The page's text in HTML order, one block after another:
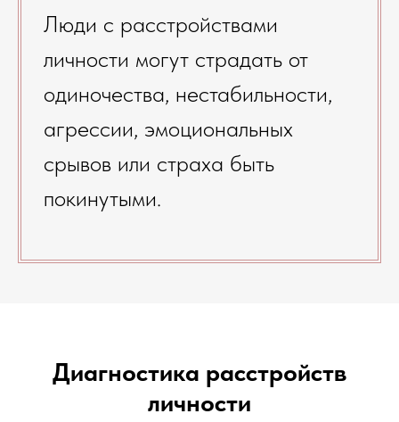
Люди с расстройствами
личности могут страдать от
одиночества, нестабильности,
агрессии, эмоциональных
срывов или страха быть
покинутыми.
Диагностика расстройств
личности